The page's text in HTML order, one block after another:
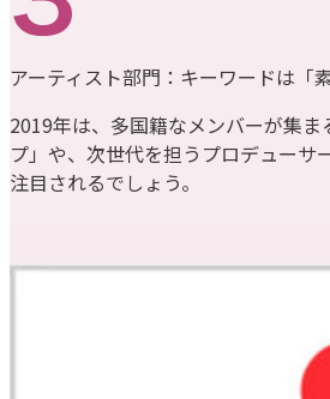
アーティスト部門：キーワードは「素
2019年は、多国籍なメンバーが集ま
プ」や、次世代を担うプロデューサ
注目されるでしょう。